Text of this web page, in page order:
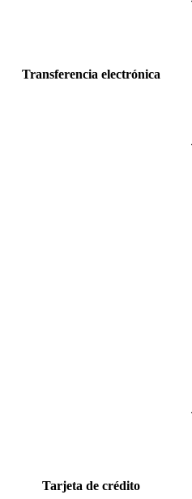
Transferencia electrónica
Tarjeta de crédito